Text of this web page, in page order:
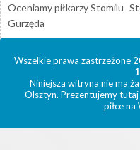
Oceniamy piłkarzy Stomilu
Gurzęda
Wszelkie prawa zastrzeżone
Niniejsza witryna nie ma
Olsztyn. Prezentujemy
piłce na